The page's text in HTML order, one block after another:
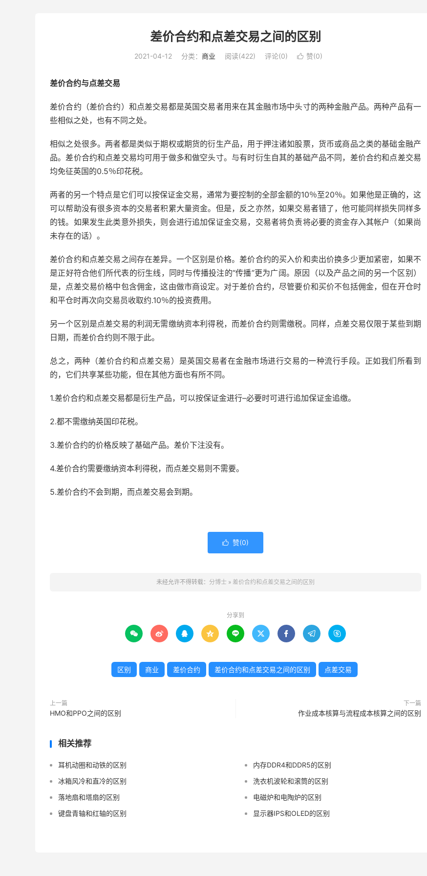
差价合约和点差交易之间的区别
2021-04-12 分类： 商业 阅读(422) 评论(0)  赞(0)
差价合约与点差交易
差价合约（差价合约）和点差交易都是英国交易者用来在其金融市场中头寸的两种金融产品。两种产品有一
些相似之处，也有不同之处。
相似之处很多。两者都是类似于期权或期货的衍生产品，用于押注诸如股票，货币或商品之类的基础金融产
品。差价合约和点差交易均可用于做多和做空头寸。与有时衍生自其的基础产品不同，差价合约和点差交易
均免征英国的0.5％印花税。
两者的另一个特点是它们可以按保证金交易，通常为要控制的全部金额的10％至20％。如果他是正确的，这
可以帮助没有很多资本的交易者积累大量资金。但是，反之亦然，如果交易者错了，他可能同样损失同样多
的钱。如果发生此类意外损失，则会进行追加保证金交易，交易者将负责将必要的资金存入其帐户（如果尚
未存在的话）。
差价合约和点差交易之间存在差异。一个区别是价格。差价合约的买入价和卖出价换多少更加紧密，如果不
是正好符合他们所代表的衍生线，同时与传播投注的“传播”更为广阔。原因（以及产品之间的另一个区别）
是，点差交易价格中包含佣金，这由做市商设定。对于差价合约，尽管要价和买价不包括佣金，但在开仓时
和平仓时再次向交易员收取约.10％的投资费用。
另一个区别是点差交易的利润无需缴纳资本利得税，而差价合约则需缴税。同样，点差交易仅限于某些到期
日期，而差价合约则不限于此。
总之，两种（差价合约和点差交易）是英国交易者在金融市场进行交易的一种流行手段。正如我们所看到
的，它们共享某些功能，但在其他方面也有所不同。
1.差价合约和点差交易都是衍生产品，可以按保证金进行–必要时可进行追加保证金追缴。
2.都不需缴纳英国印花税。
3.差价合约的价格反映了基础产品。差价下注没有。
4.差价合约需要缴纳资本利得税，而点差交易则不需要。
5.差价合约不会到期，而点差交易会到期。
 赞(0)
未经允许不得转载： 分博士 » 差价合约和点差交易之间的区别
分享到
        
区别 商业 差价合约 差价合约和点差交易之间的区别 点差交易
上一篇
HMO和PPO之间的区别
下一篇
作业成本核算与流程成本核算之间的区别
相关推荐
耳机动圈和动铁的区别
内存DDR4和DDR5的区别
冰箱风冷和直冷的区别
洗衣机波轮和滚筒的区别
落地扇和塔扇的区别
电磁炉和电陶炉的区别
键盘青轴和红轴的区别
显示器IPS和OLED的区别